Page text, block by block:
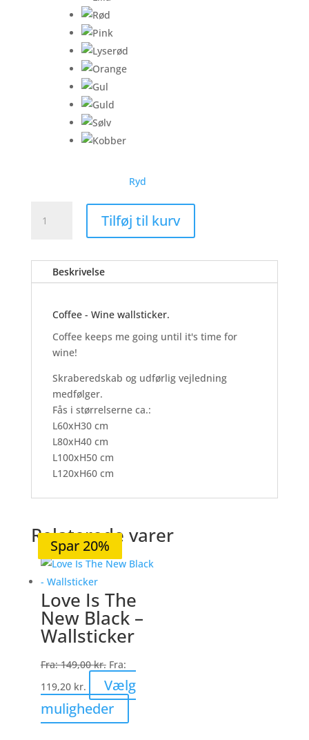
Ryd
Wallsticker
Tilføj til kurv
Beskrivelse
Coffee - Wine wallsticker.
Coffee keeps me going until it's time for
wine!
Skraberedskab og udførlig vejledning
medfølger.
Fås i størrelserne ca.:
L60xH30 cm
L80xH40 cm
L100xH50 cm
L120xH60 cm
Relaterede varer
Spar 20%
Love Is The
New Black –
Wallsticker
Fra:149,00kr. Fra:
119,20 kr.
Vælg
muligheder
vare
Spar 20%
Spar 20%
Spar 20%
Spar 20%